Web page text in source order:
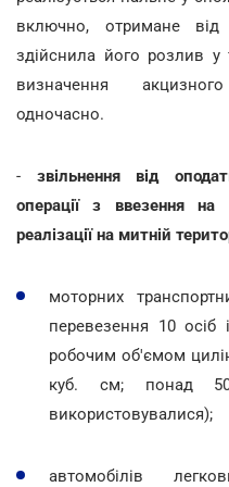
включно, отримане
здійснила його розлив у
визначення
одночасно.
- звільнення від
операції з ввезення на
реалізації на митній
моторних
перевезення 10
робочим об'ємом
куб. см; понад
використовувалися);
автомобілів